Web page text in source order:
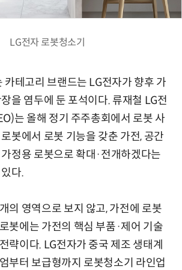
LG전자 로봇청소기
테고리 브랜드는 LG전자가 향후 가
을 염두에 둔 포석이다. 류재철 LG전
는 올해 정기 주주총회에서 로봇 사
봇에서 로봇 기능을 갖춘 가전, 공간
정용 로봇으로 확대·전개하겠다는
다.
의 영역으로 보지 않고, 가전에 로봇
봇에는 가전의 핵심 부품·제어 기술
략이다. LG전자가 중국 제조 생태계
부터 보급형까지 로봇청소기 라인업